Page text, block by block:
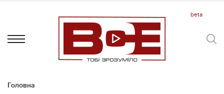
Головна